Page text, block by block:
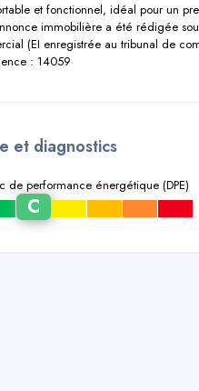
et fonctionnel, idéal pour un
immobilière a été rédigée
(EI enregistrée au tribunal de
: 14059
et diagnostics
de performance énergétique (DPE)
C